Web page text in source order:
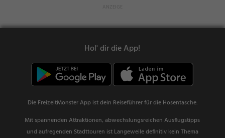
Hol' dir die App!
Die FreizeitMonster App ist dein Reiseführer für die Hosentasche.
Mit spannenden Attraktionen, abwechslungsreichen Ausflugstipps
und aufregenden Stadttouren ist Langeweile definitiv kein Thema